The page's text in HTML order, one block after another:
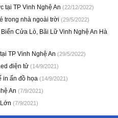
tại TP Vinh Nghệ An (22/12/2022)
trong nhà ngoài trời (29/5/2022)
Cửa Lò, Bãi Lữ Vinh Nghệ An Hà
TP Vinh Nghệ An (29/5/2022)
điện tử (14/9/2021)
in ấn đồ họa (14/9/2021)
An (7/9/2021)
(7/9/2021)